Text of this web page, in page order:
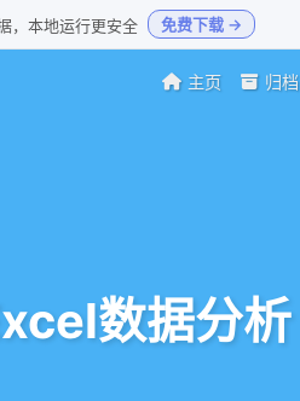
，本地运行更安全 免费下载 →
主页 归档
数据分析